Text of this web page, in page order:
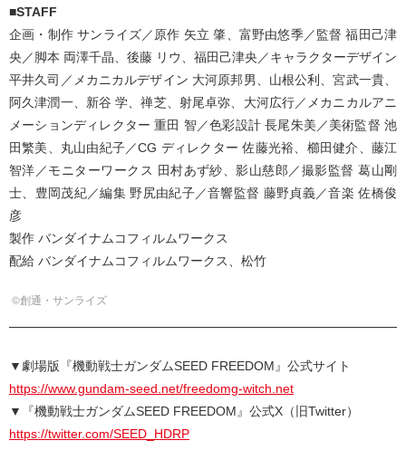
■STAFF
企画・制作 サンライズ／原作 矢立 肇、富野由悠季／監督 福田己津
央／脚本 両澤千晶、後藤 リウ、福田己津央／キャラクターデザイン
平井久司／メカニカルデザイン 大河原邦男、山根公利、宮武一貴、
阿久津潤一、新谷 学、禅芝、射尾卓弥、大河広行／メカニカルアニ
メーションディレクター 重田 智／色彩設計 長尾朱美／美術監督 池
田繁美、丸山由紀子／CG ディレクター 佐藤光裕、櫛田健介、藤江
智洋／モニターワークス 田村あず紗、影山慈郎／撮影監督 葛山剛
士、豊岡茂紀／編集 野尻由紀子／音響監督 藤野貞義／音楽 佐橋俊
彦
製作 バンダイナムコフィルムワークス
配給 バンダイナムコフィルムワークス、松竹
©創通・サンライズ
▼劇場版『機動戦士ガンダムSEED FREEDOM』公式サイト
https://www.gundam-seed.net/freedomg-witch.net
▼『機動戦士ガンダムSEED FREEDOM』公式X（旧Twitter）
https://twitter.com/SEED_HDRP